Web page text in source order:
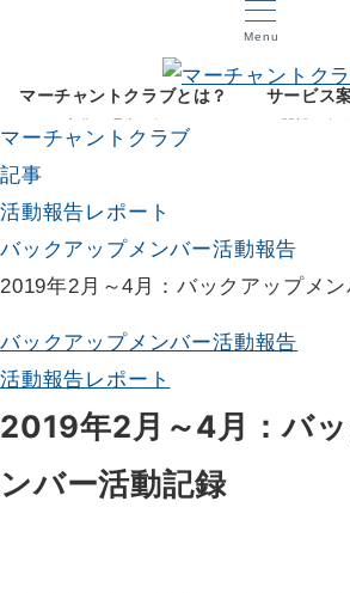
Menu
マーチャントクラブとは？
文化と理念を知る
サービス
マーチャントクラブ
記事
活動報告レポート
バックアップメンバー活動報告
2019年2月～4月：バックアップメ
バックアップメンバー活動報告
活動報告レポート
2019年2月～4月：バ
ンバー活動記録